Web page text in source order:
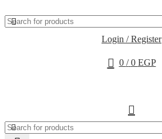
Login / Register
0 / 0 EGP